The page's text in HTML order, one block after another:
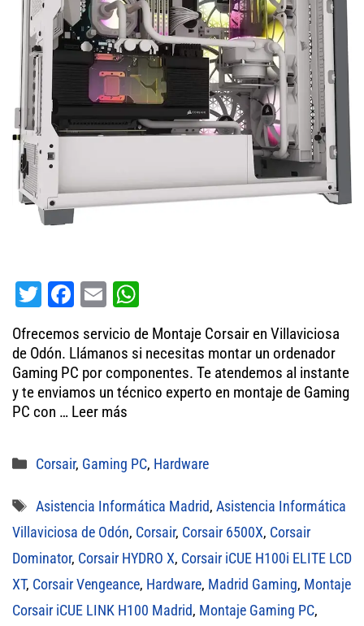
T
tt
er
Fa
bo
ok
E
m
ail
ha
ts
A
pp
Ofrecemos servicio de Montaje Corsair en Villaviciosa
de Odón. Llámanos si necesitas montar un ordenador
Gaming PC por componentes. Te atendemos al instante
y te enviamos un técnico experto en montaje de Gaming
PC con … Leer más
Categorías
Corsair, Gaming PC, Hardware
Etiquetas
Asistencia Informática Madrid, Asistencia Informática
Villaviciosa de Odón, Corsair, Corsair 6500X, Corsair
Dominator, Corsair HYDRO X, Corsair iCUE H100i ELITE LCD
XT, Corsair Vengeance, Hardware, Madrid Gaming, Montaje
Corsair iCUE LINK H100 Madrid, Montaje Gaming PC,